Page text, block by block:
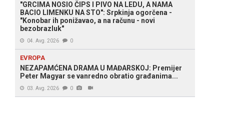
"GRCIMA NOSIO ČIPS I PIVO NA LEDU, A NAMA
BACIO LIMENKU NA STO": Srpkinja ogorčena -
"Konobar ih ponižavao, a na računu - novi
bezobrazluk"
04. Avg. 2026 0
EVROPA
NEZAPAMĆENA DRAMA U MAĐARSKOJ: Premijer
Peter Magyar se vanredno obratio građanima...
03. Avg. 2026 0